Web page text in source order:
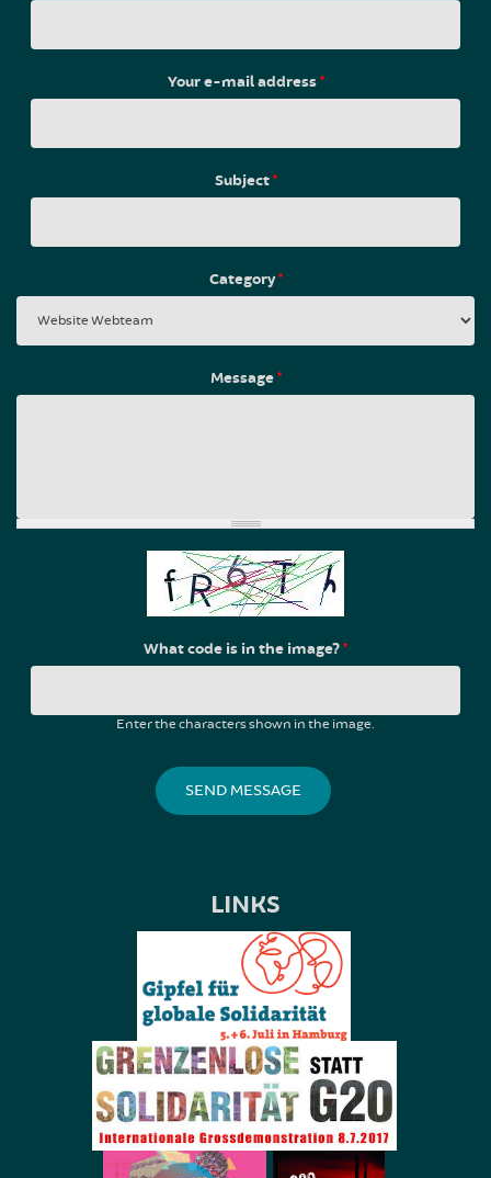
Your e-mail address*
Subject*
Category*
Message*
What code is in the image?*
Enter the characters shown in the image.
LINKS